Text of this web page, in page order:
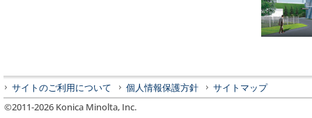
サイトのご利用について 個人情報保護方針
サイトマップ
©2011-2026 Konica Minolta, Inc.